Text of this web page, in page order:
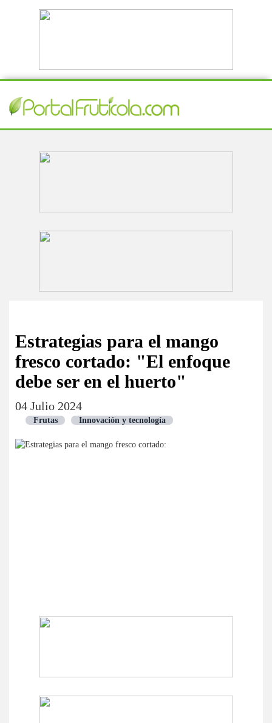
Estrategias para el mango
fresco cortado: "El enfoque
debe ser en el huerto"
04 Julio 2024
Frutas Innovación y tecnología